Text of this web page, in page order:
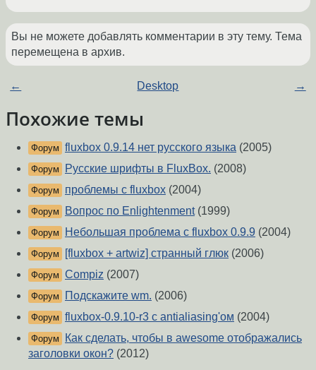
Вы не можете добавлять комментарии в эту тему. Тема
перемещена в архив.
← Desktop →
Похожие темы
Форум fluxbox 0.9.14 нет русского языка (2005)
Форум Русские шрифты в FluxBox. (2008)
Форум проблемы с fluxbox (2004)
Форум Вопрос по Enlightenment(1999)
Форум Небольшая проблема с fluxbox 0.9.9 (2004)
Форум [fluxbox + artwiz] странный глюк (2006)
Форум Compiz (2007)
Форум Подскажите wm. (2006)
Форум fluxbox-0.9.10-r3 с antialiasing'ом (2004)
Форум
Как сделать, чтобы в awesome отображались
заголовки окон? (2012)